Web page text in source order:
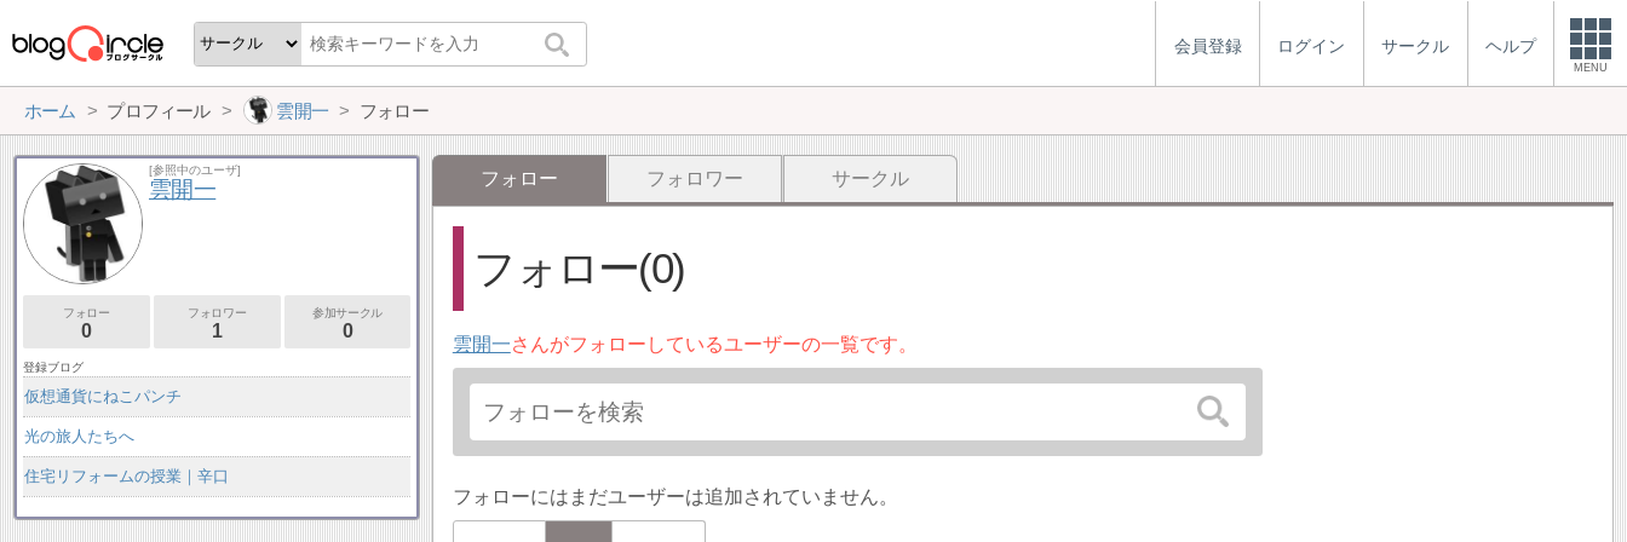
会員登録 ログイン サークル ヘルプ
MENU
ホーム プロフィール 雲開一 フォロー
フォロー フォロワー サークル
フォロー(0)
雲開一さんがフォローしているユーザーの一覧です。
フォローにはまだユーザーは追加されていません。
[参照中のユーザ]
雲開一
フォロー
0
フォロワー
1
参加サークル
0
登録ブログ
仮想通貨にねこパンチ
光の旅人たちへ
住宅リフォームの授業｜辛口